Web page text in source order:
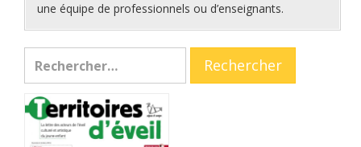
une équipe de professionnels ou d’enseignants.